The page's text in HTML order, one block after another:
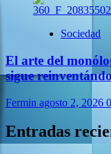
Sociedad
El arte del
sigue
Fermin agosto 2, 2026 0
Entradas